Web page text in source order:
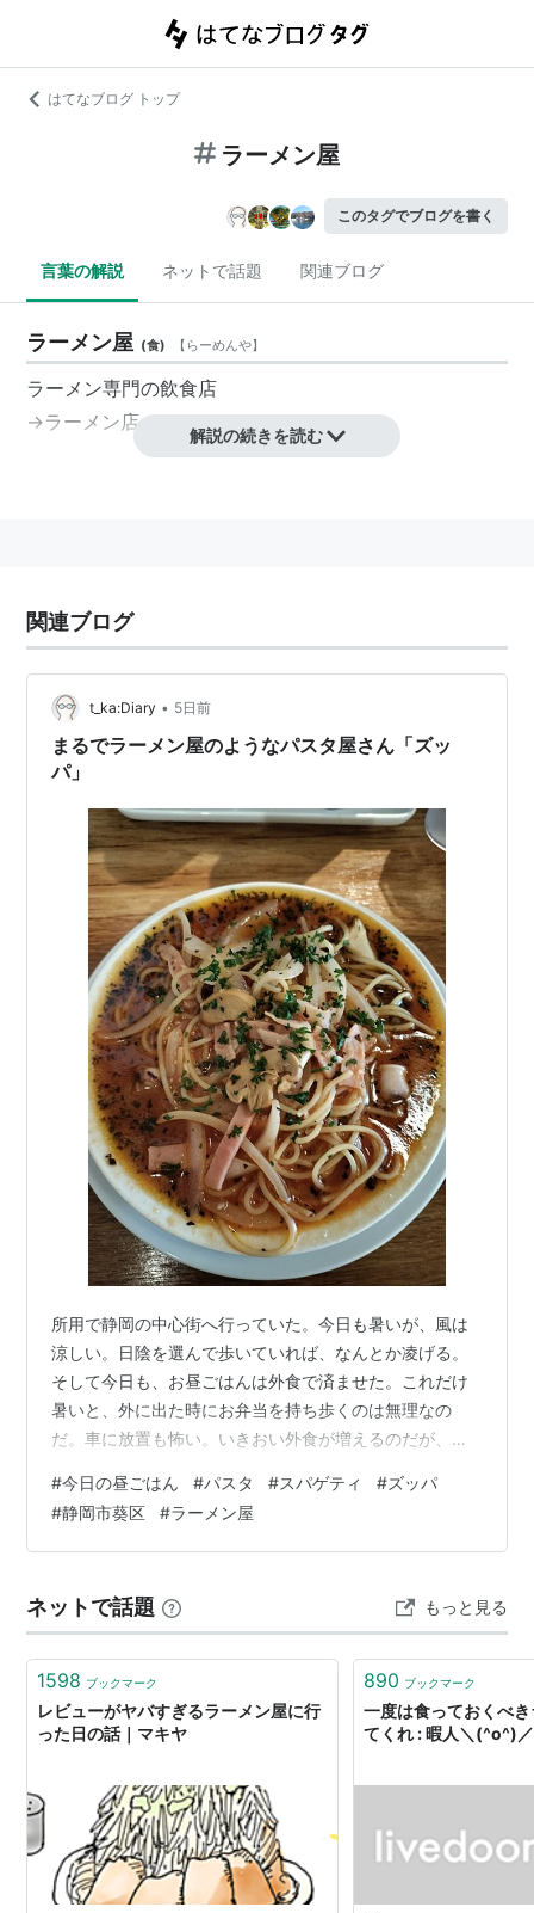
はてなブログ トップ
ラーメン屋
このタグでブログを書く
言葉の解説 ネットで話題 関連ブログ
ラーメン屋 (食) 【 らーめんや】
ラーメン専門の飲食店
→ラーメン店
解説の続きを読む
関連ブログ
t_ka:Diary • 5日前
まるでラーメン屋のようなパスタ屋さん「ズッ
パ」
所用で静岡の中心街へ行っていた。今日も暑いが、風は
涼しい。日陰を選んで歩いていれば、なんとか凌げる。
そして今日も、お昼ごはんは外食で済ませた。これだけ
暑いと、外に出た時にお弁当を持ち歩くのは無理なの
だ。車に放置も怖い。いきおい外食が増えるのだが、静
下調べ無しで訪れて気の利いた昼食の店を探すのは難し
い。 幸いなことに、今日は知人から教わったパスタ屋さ
ん「ズッパ」に入ることができた。開店直後は行列がで
なり座ることができた。 この店はイタリアン…というか
パスタ専門店なのだが、ちょっと変わっている。ま…
#今日の昼ごはん #パスタ #スパゲティ #ズッパ
#静岡市葵区 #ラーメン屋
ネットで話題 もっと見る
1598 ブックマーク
レビューがヤバすぎるラーメン屋に行
った日の話｜マキヤ
890 ブックマーク
一度は食っておくべ
てくれ : 暇人＼(^o^)